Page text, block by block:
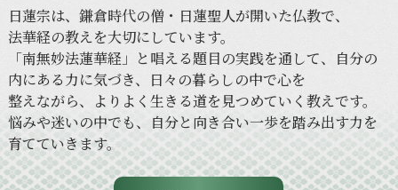
日蓮宗は、 鎌倉時代の僧・日蓮聖人が開いた仏教で、
法華経の教えを大切にしています。
「南無妙法蓮華経」と唱える題目の実践を通して、
自分の
内にある力に気づき、 日々の暮らしの中で心を
整えながら、
より よく 生きる道を見つめていく 教えです。
悩みや迷いの中でも、 自分と向き合い一歩を踏み出す力を
育てていきます。